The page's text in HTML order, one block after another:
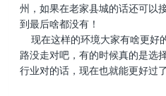
州，如果在老家县城的话还可以
到最后啥都没有！
现在这样的环境大家有啥更好
路没走对吧，有的时候真的是选
行业对的话，现在也就能更好过